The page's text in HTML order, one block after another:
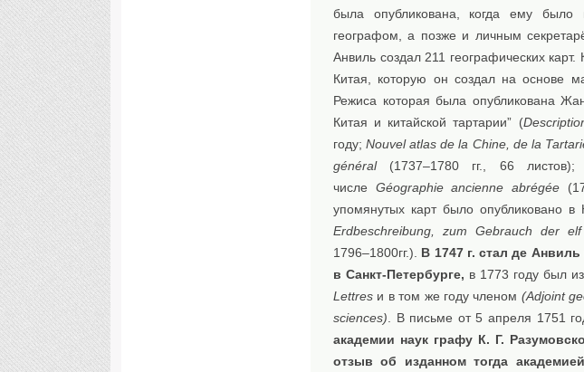
была опубликована, когда ему было
географом, а позже и личным
Анвиль создал 211 географических
Китая, которую он создал на основе
Режиса которая была опубликована
Китая и китайской тартарии” (
году;Nouvel atlas de la Chine, de la
général(1737–1780 гг., 66
числе Géographie ancienne abrégée
упомянутых карт было опубликовано
Erdbeschreibung, zum Gebrauch der
1796–1800гг.). В 1747 г. стал де
в Санкт-Петербурге, в 1773 году был
Lettres и в том же году членом (Adjoint
sciences) . В письме от 5 апреля 1751
академии наук графу К. Г.
отзыв об изданном тогда